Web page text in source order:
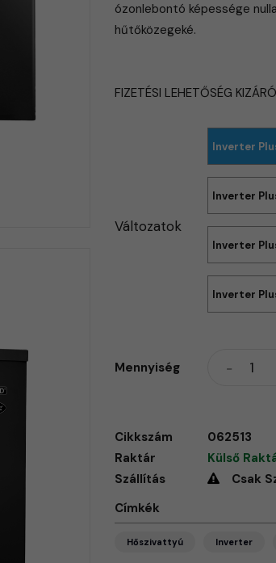
ózonlebontó képessége
hűtőközegeké.
FIZETÉSI LEHETŐSÉG
Változatok
Inverter
Inverter
Inverter
Inverter
Mennyiség
Cikkszám
062513
Raktár
Külső
Szállítás
Csak
Címkék
Hőszivattyú Inverter